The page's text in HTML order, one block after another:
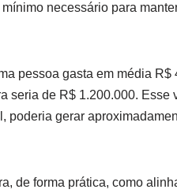
necessário para
pessoa gasta em média
seria de R$ 1.200.000.
poderia gerar
de forma prática, como